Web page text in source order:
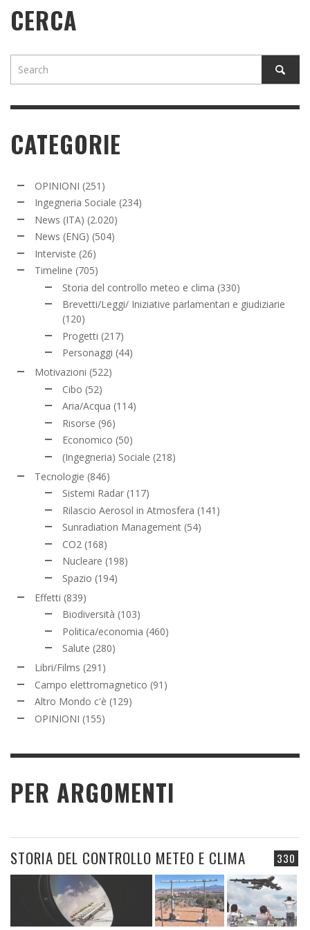
CERCA
CATEGORIE
OPINIONI (251)
Ingegneria Sociale (234)
News (ITA) (2.020)
News (ENG) (504)
Interviste (26)
Timeline (705)
Storia del controllo meteo e clima (330)
Brevetti/Leggi/ Iniziative parlamentari e giudiziarie
(120)
Progetti (217)
Personaggi (44)
Motivazioni (522)
Cibo (52)
Aria/Acqua (114)
Risorse (96)
Economico (50)
(Ingegneria) Sociale (218)
Tecnologie (846)
Sistemi Radar (117)
Rilascio Aerosol in Atmosfera (141)
Sunradiation Management (54)
CO2 (168)
Nucleare (198)
Spazio (194)
Effetti (839)
Biodiversità (103)
Politica/economia (460)
Salute (280)
Libri/Films (291)
Campo elettromagnetico (91)
Altro Mondo c'è (129)
OPINIONI (155)
PER ARGOMENTI
330
STORIA DEL CONTROLLO METEO E CLIMA